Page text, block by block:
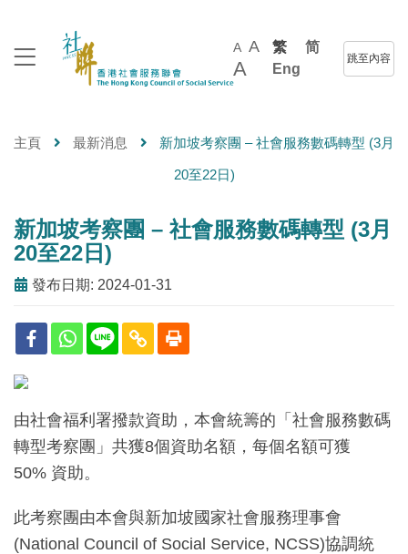
A A
A
繁
简
Eng
跳至內容
主頁 最新消息 新加坡考察團 – 社會服務數碼轉型 (3月
20至22日)
新加坡考察團 – 社會服務數碼轉型 (3月
20至22日)
發布日期: 2024-01-31
由社會福利署撥款資助，本會統籌的「社會服務數碼
轉型考察團」共獲8個資助名額，每個名額可獲
50% 資助。
此考察團由本會與新加坡國家社會服務理事會
(National Council of Social Service, NCSS)協調統